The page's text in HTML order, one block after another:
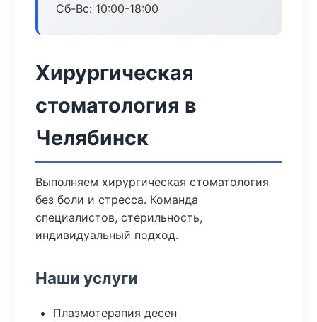
Сб-Вс: 10:00-18:00
Хирургическая
стоматология в
Челябинск
Выполняем хирургическая стоматология
без боли и стресса. Команда
специалистов, стерильность,
индивидуальный подход.
Наши услуги
Плазмотерапия десен